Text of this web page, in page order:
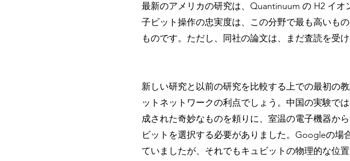
最新のアメリカの研究は、Quantinuum の H2 イ
子ビット操作の忠実度は、この分野で最も高いも
ものです。ただし、同社の論文は、まだ査読を受け
新しい研究と以前の研究を比較する上での最初の
ットネットワークの利点でしょう。中国の実験で
成された奇妙なものを頼りに、室温の電子機器か
ビットを選択する必要がありました。Googleの場
ていましたが、それでもキュビットの物理的な位